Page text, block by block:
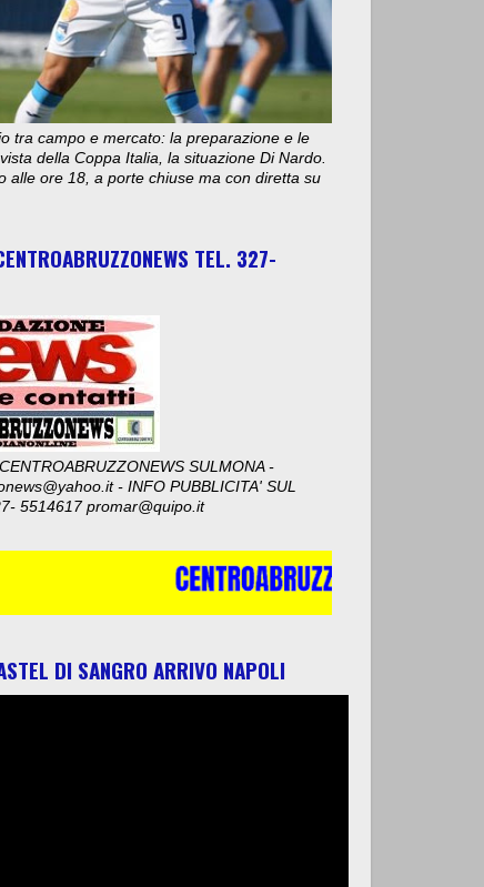
tra campo e mercato: la preparazione e le
della Coppa Italia, la situazione Di Nardo.
alle ore 18, a porte chiuse ma con diretta su
TEL. 327-
SULMONA -
- INFO PUBBLICITA' SUL
5514617 promar@quipo.it
DI SANGRO ARRIVO NAPOLI